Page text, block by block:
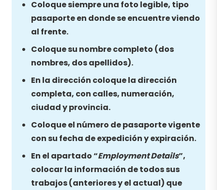
Coloque siempre una foto legible, tipo
pasaporte en donde se encuentre viendo
al frente.
Coloque su nombre completo (dos
nombres, dos apellidos).
En la dirección coloque la dirección
completa, con calles, numeración,
ciudad y provincia.
Coloque el número de pasaporte vigente
con su fecha de expedición y expiración.
En el apartado “Employment Details”,
colocar la información de todos sus
trabajos (anteriores y el actual) que